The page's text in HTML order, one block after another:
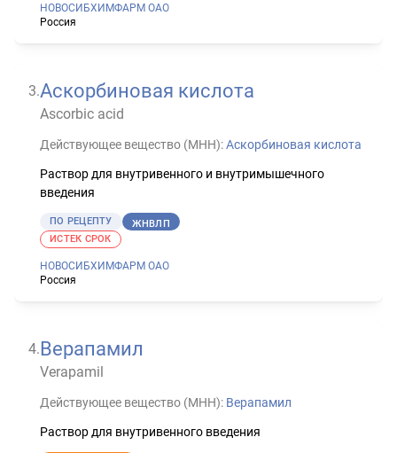
НОВОСИБХИМФАРМ ОАО
Россия
3.Аскорбиновая кислота
Ascorbic acid
Действующее вещество (МНН):Аскорбиновая кислота
Раствор для внутривенного и внутримышечного
введения
ПО РЕЦЕПТУ ЖНВЛП
НОВОСИБХИМФАРМ ОАО
Россия
ИСТЕК СРОК
4.Верапамил
Verapamil
Действующее вещество (МНН): Верапамил
Раствор для внутривенного введения